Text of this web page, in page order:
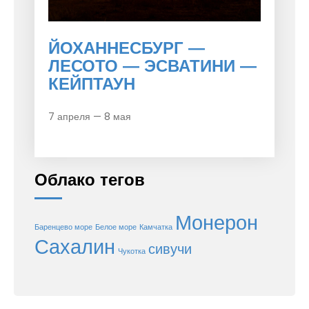
ЙОХАННЕСБУРГ —
ЛЕСОТО — ЭСВАТИНИ —
КЕЙПТАУН
7 апреля — 8 мая
Облако тегов
Баренцево море Белое море Камчатка Монерон
Сахалин Чукотка сивучи